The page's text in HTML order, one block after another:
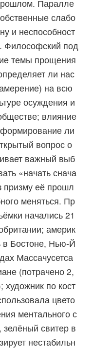
Паралле
слабо
и неспособност
Философский под
темы прощения
ли нас
на всю
осуждения и
влияние
ли
вопрос о
важный выб
«начать снача
призму её прошл
меняться. Пр
начались 21
америк
в Бостоне, Нью‑Й
Массачусетса
(потрачено 2,
по кост
цвето
ментального с
свитер в
нестабильн